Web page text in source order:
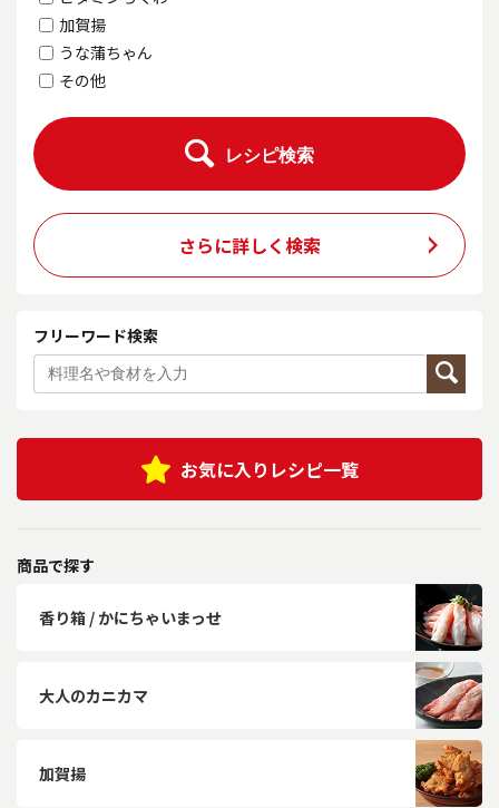
加賀揚
うな蒲ちゃん
その他
レシピ検索
さらに詳しく検索
フリーワード検索
お気に入りレシピ一覧
商品で探す
香り箱 / かにちゃいまっせ
大人のカニカマ
加賀揚